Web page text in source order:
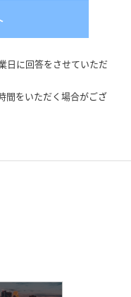
日に回答をさせていただ
間をいただく場合がござ